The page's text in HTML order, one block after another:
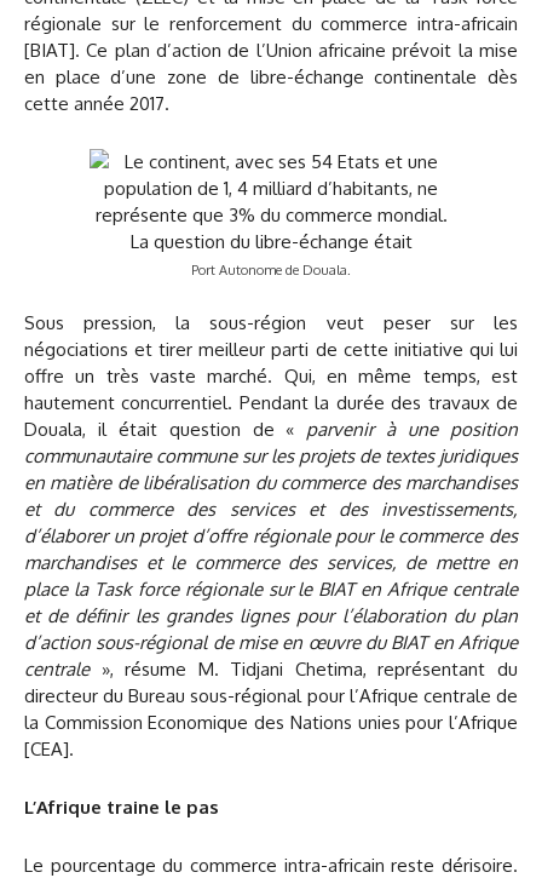
régionale sur le renforcement du commerce intra-africain
[BIAT]. Ce plan d’action de l’Union africaine prévoit la mise
en place d’une zone de libre-échange continentale dès
cette année 2017.
Port Autonome de Douala.
Sous pression, la sous-région veut peser sur les
négociations et tirer meilleur parti de cette initiative qui lui
offre un très vaste marché. Qui, en même temps, est
hautement concurrentiel. Pendant la durée des travaux de
Douala, il était question de « parvenir à une position
communautaire commune sur les projets de textes juridiques
en matière de libéralisation du commerce des marchandises
et du commerce des services et des investissements,
d’élaborer un projet d’offre régionale pour le commerce des
marchandises et le commerce des services, de mettre en
place la Task force régionale sur le BIAT en Afrique centrale
et de définir les grandes lignes pour l’élaboration du plan
d’action sous-régional de mise en œuvre du BIAT en Afrique
centrale », résume M. Tidjani Chetima, représentant du
directeur du Bureau sous-régional pour l’Afrique centrale de
la Commission Economique des Nations unies pour l’Afrique
[CEA].
L’Afrique traine le pas
Le pourcentage du commerce intra-africain reste dérisoire.